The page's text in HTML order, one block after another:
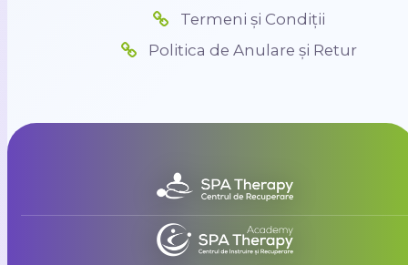
Termeni și Condiții
Politica de Anulare și Retur